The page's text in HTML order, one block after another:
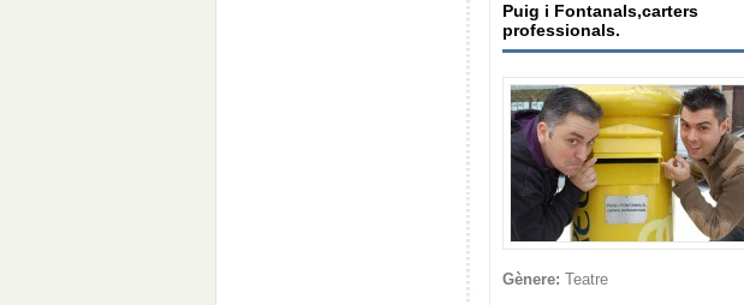
Puig i Fontanals,carters
professionals.
Gènere: Teatre